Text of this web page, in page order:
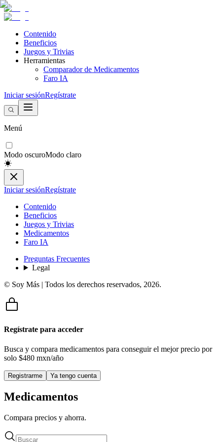
Contenido
Beneficios
Juegos y Trivias
Herramientas
Comparador de Medicamentos
Faro IA
Iniciar sesiónRegístrate
Menú
Modo oscuroModo claro
Iniciar sesiónRegístrate
Contenido
Beneficios
Juegos y Trivias
Medicamentos
Faro IA
Preguntas Frecuentes
Legal
© Soy Más | Todos los derechos reservados, 2026.
Regístrate para acceder
Busca y compara medicamentos para conseguir el mejor precio por
solo $480 mxn/año
Registrarme Ya tengo cuenta
Medicamentos
Compara precios y ahorra.